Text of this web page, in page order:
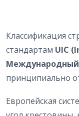
Классификация
стандартам UIC
Международный
принципиально
Европейская